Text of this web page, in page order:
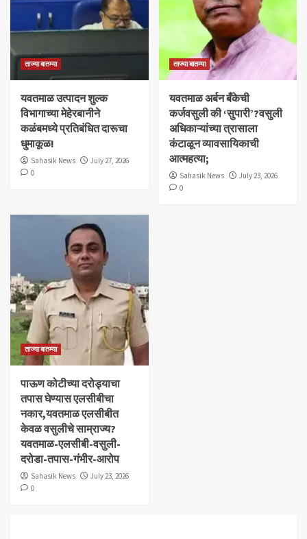
ताज्या बातम्या
यवतमाळ उत्पादन शुल्क
विभागाच्या मेहेरबानीने
कळंबमध्ये प्रतिबंधित दारूचा
धुमाकूळ!
Sahasik News
July 27, 2026
0
ताज्या बातम्या
​यवतमाळ अर्बन बँकेची
कर्जवसुली की ‘सुपारी’?वसुली
अधिकाऱ्यांच्या त्रासाला
कंटाळून व्यावसायिकाची
आत्महत्या;
Sahasik News
July 23, 2026
0
ताज्या बातम्या
पाऊण कोटीच्या दरोड्याचा
तपास घेण्यास एलसीबीचा
नकार,यवतमाळ एलसीबीत
केवळ वसुलीचे साम्राज्य?
यवतमाळ-एलसीबी-वसुली-
दरोडा-तपास-गंभीर-आरोप
Sahasik News
July 23, 2026
0